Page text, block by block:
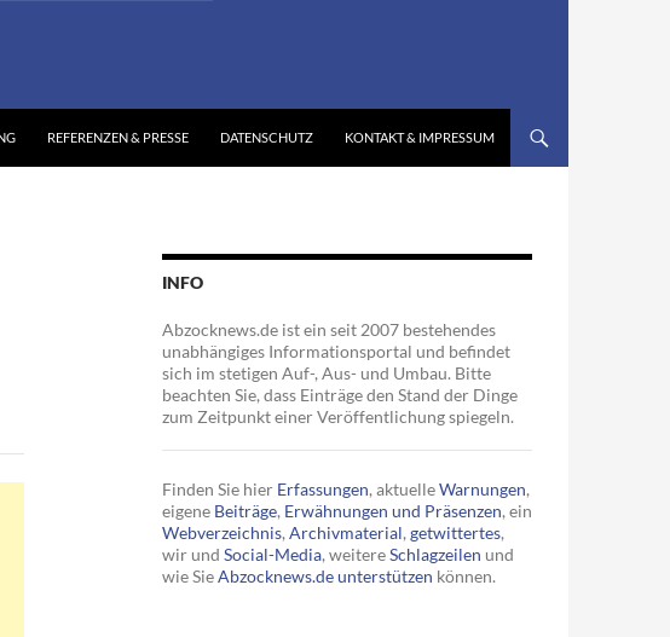
REFERENZEN & PRESSE DATENSCHUTZ KONTAKT & IMPRESSUM
INFO
Abzocknews.de ist ein seit 2007 bestehendes
unabhängiges Informationsportal und befindet
sich im stetigen Auf-, Aus- und Umbau. Bitte
beachten Sie, dass Einträge den Stand der Dinge
zum Zeitpunkt einer Veröffentlichung spiegeln.
Finden Sie hier Erfassungen, aktuelleWarnungen,
eigene Beiträge, Erwähnungen und Präsenzen, ein
Webverzeichnis, Archivmaterial, getwittertes,
wir und Social-Media, weitereSchlagzeilen und
wie SieAbzocknews.de unterstützen können.